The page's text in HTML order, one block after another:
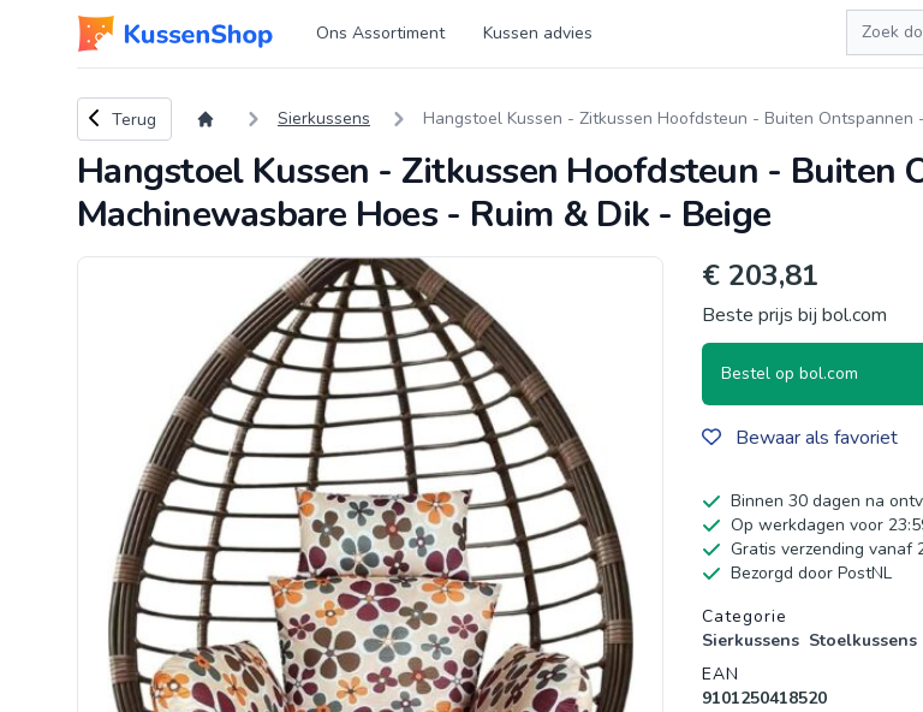
Logo www.kussenshop.nl Ons Assortiment Kussen advies
Zoeken
Terug naar overzicht
Terug Sierkussens Hangstoel Kussen - Zitkussen Hoofdsteun - Buiten Ontspannen
Hangstoel Kussen - Zitkussen Hoofdsteun - Buiten
Machinewasbare Hoes - Ruim & Dik - Beige
€ 203,81
Beste prijs bij bol.com
Bestel op bol.com
Bewaar als favoriet
Binnen 30 dagen na
Op werkdagen voor
Gratis verzending vanaf
Bezorgd door PostNL
Productgegevens
Categorie
Sierkussens Stoelkussens
EAN
9101250418520